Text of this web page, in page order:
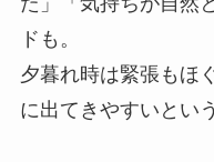
ドも。
夕暮れ時は緊張もほ
に出てきやすいとい